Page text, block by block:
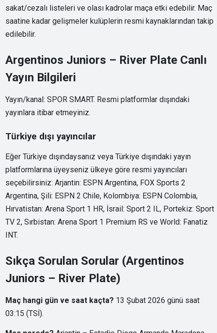
sakat/cezalı listeleri ve olası kadrolar maça etki edebilir. Maç
saatine kadar gelişmeler kulüplerin resmi kaynaklarından takip
edilebilir.
Argentinos Juniors – River Plate Canlı
Yayın Bilgileri
Yayın/kanal: SPOR SMART. Resmi platformlar dışındaki
yayınlara itibar etmeyiniz.
Türkiye dışı yayıncılar
Eğer Türkiye dışındaysanız veya Türkiye dışındaki yayın
platformlarına üyeyseniz ülkeye göre resmi yayıncıları
seçebilirsiniz: Arjantin: ESPN Argentina, FOX Sports 2
Argentina, Şili: ESPN 2 Chile, Kolombiya: ESPN Colombia,
Hırvatistan: Arena Sport 1 HR, İsrail: Sport 2 IL, Portekiz: Sport
TV 2, Sırbistan: Arena Sport 1 Premium RS ve World: Fanatiz
INT.
Sıkça Sorulan Sorular (Argentinos
Juniors – River Plate)
Maç hangi gün ve saat kaçta? 13 Şubat 2026 günü saat
03:15 (TSİ).